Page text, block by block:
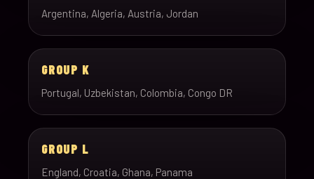
Argentina, Algeria, Austria, Jordan
GROUP K
Portugal, Uzbekistan, Colombia, Congo DR
GROUP L
England, Croatia, Ghana, Panama